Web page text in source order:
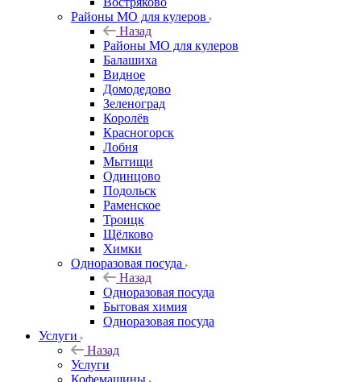
Районы МО для кулеров
Назад
Районы МО для кулеров
Балашиха
Видное
Домодедово
Зеленоград
Королёв
Красногорск
Лобня
Мытищи
Одинцово
Подольск
Раменское
Троицк
Щёлково
Химки
Одноразовая посуда
Назад
Одноразовая посуда
Бытовая химия
Одноразовая посуда
Услуги
Назад
Услуги
Кофемашины